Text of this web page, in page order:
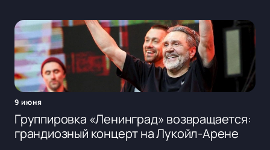
9 июня
Группировка «Ленинград» возвращается:
грандиозный концерт на Лукойл-Арене